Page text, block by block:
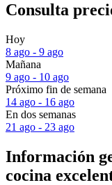
Consulta
Hoy
8 ago - 9 ago
Mañana
9 ago - 10 ago
Próximo fin de semana
14 ago - 16 ago
En dos semanas
21 ago - 23 ago
Información
cocina